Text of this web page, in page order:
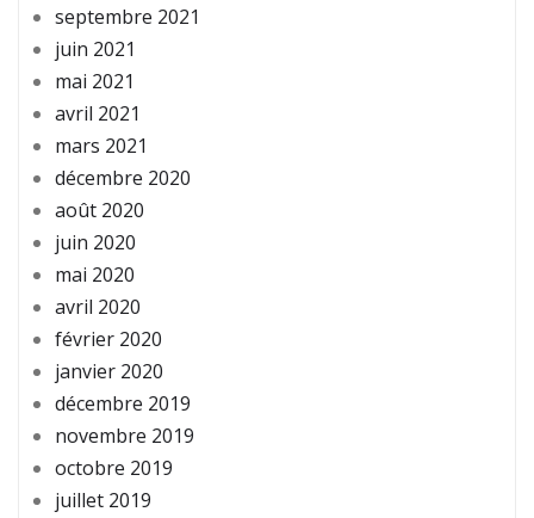
septembre 2021
juin 2021
mai 2021
avril 2021
mars 2021
décembre 2020
août 2020
juin 2020
mai 2020
avril 2020
février 2020
janvier 2020
décembre 2019
novembre 2019
octobre 2019
juillet 2019